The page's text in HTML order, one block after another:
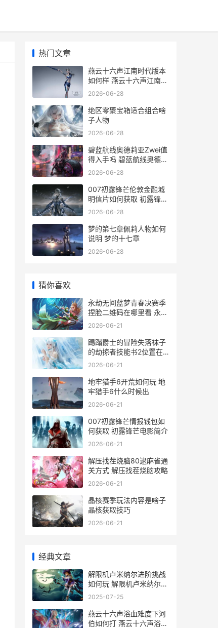
热门文章
燕云十六声江南时代版本
如何样 燕云十六声江南镇
守
2026-06-28
绝区零聚宝箱适合组合啥
子人物
2026-06-28
碧蓝航线奥德莉亚Zwei值
得入手吗 碧蓝航线奥德莉
亚手办
2026-06-28
007初露锋芒伦敦金融城
明信片如何获取 初露锋芒
出处
2026-06-28
梦的第七章佩莉人物如何
说明 梦的十七章
2026-06-28
猜你喜欢
永劫无间蓝梦青春决赛季
捏脸二维码在哪里看 永劫
无间蓝a什么意思
2026-06-21
踢蹋爵士的冒险失落袜子
的劫掠者技能书2位置在
哪里 爵士舞踢腿动作教程
2026-06-21
地牢猎手6开荒如何玩 地
牢猎手6什么时候出
2026-06-21
007初露锋芒情报钱包如
何获取 初露锋芒电影简介
2026-06-21
解压找茬烧脑80逮麻雀通
关方式 解压找茬烧脑攻略
2026-06-21
晶核赛季玩法内容是啥子
晶核获取技巧
2026-06-21
经典文章
解限机卢米纳尔进阶挑战
如何玩 解限机卢米纳尔进
阶挑战
2025-07-25
燕云十六声浴血难度下河
伯如何打 燕云十六声浴血